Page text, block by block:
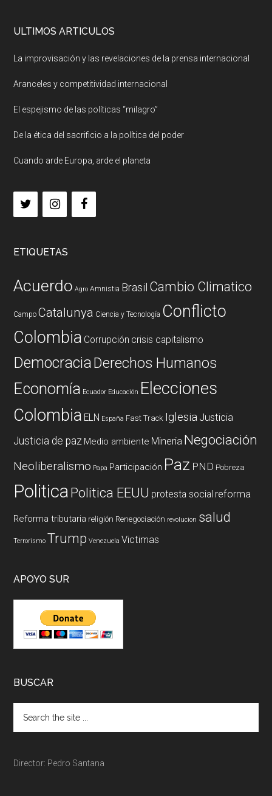
ULTIMOS ARTICULOS
La improvisación y las revelaciones de la prensa internacional
Aranceles y competitividad internacional
El espejismo de las políticas “milagro”
De la ética del sacrificio a la política del poder
Cuando arde Europa, arde el planeta
ETIQUETAS
Acuerdo Agro Amnistia Brasil Cambio Climatico
Campo Catalunya Ciencia y Tecnología Conflicto
Colombia Corrupción crisis capitalismo
DemocraciaDerechos Humanos
Economía Ecuador Educación Elecciones
Colombia ELN España Fast Track Iglesia Justicia
Justicia de paz Medio ambiente Mineria Negociación
Neoliberalismo Papa Participación Paz PND Pobreza
PoliticaPolitica EEUU protesta social reforma
Reforma tributaria religión Renegociación revolucion salud
Terrorismo Trump Venezuela Victimas
APOYO SUR
BUSCAR
Director: Pedro Santana